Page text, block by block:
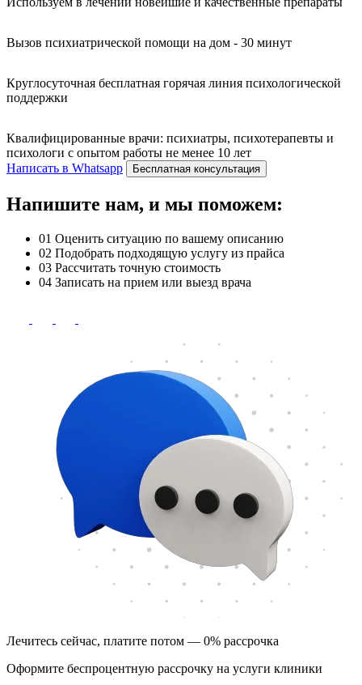
Вызов психиатрической помощи на дом - 30 минут
Круглосуточная бесплатная горячая линия психологической
поддержки
Квалифицированные врачи: психиатры, психотерапевты и
психологи с опытом работы не менее 10 лет
Написать в Whatsapp
Бесплатная консультация
Напишите нам, и мы поможем:
01 Оценить ситуацию по вашему описанию
02 Подобрать подходящую услугу из прайса
03 Рассчитать точную стоимость
04 Записать на прием или выезд врача
Лечитесь сейчас, платите потом — 0% рассрочка
Оформите беспроцентную рассрочку на услуги клиники